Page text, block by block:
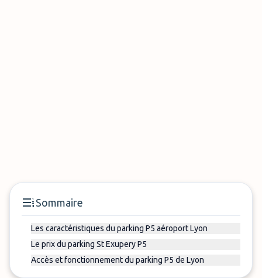
Sommaire
Les caractéristiques du parking P5 aéroport Lyon
Le prix du parking St Exupery P5
Accès et fonctionnement du parking P5 de Lyon